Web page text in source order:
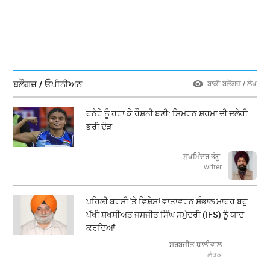
ਬਲੌਗਜ਼ / ਓਪੀਨੀਅਨ ਬਾਕੀ ਬਲੌਗਜ਼ / ਲੇਖ
ਹਨੇਰੇ ਨੂੰ ਹਰਾ ਕੇ ਰੌਸ਼ਨੀ ਬਣੀ: ਸਿਮਰਨ ਸ਼ਰਮਾ ਦੀ ਦਲੇਰੀ
ਭਰੀ ਦੌੜ
ਸੁਖਮਿੰਦਰ ਭੰਗੂ
writer
ਪਹਿਲੀ ਬਰਸੀ 'ਤੇ ਵਿਸ਼ੇਸ਼! ਵਾਤਾਵਰਨ ਸੰਭਾਲ ਮਾਹਰ ਬਹੁ
ਪੱਖੀ ਸ਼ਖਸੀਅਤ ਜਸਜੀਤ ਸਿੰਘ ਸਮੁੰਦਰੀ (IFS) ਨੂੰ ਯਾਦ
ਕਰਦਿਆਂ
ਸਰਬਜੀਤ ਧਾਲੀਵਾਲ
ਲੇਖਕ